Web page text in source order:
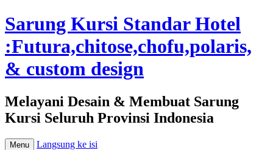
Sarung Kursi Standar Hotel
:Futura,chitose,chofu,polaris,
& custom design
Melayani Desain & Membuat Sarung
Kursi Seluruh Provinsi Indonesia
Menu Langsung ke isi